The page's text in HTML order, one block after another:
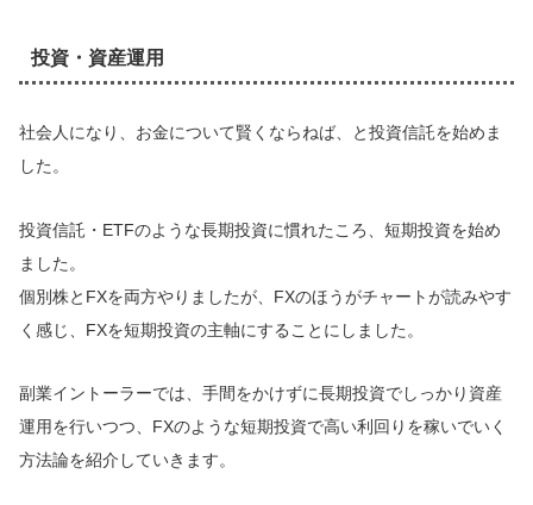
投資・資産運用
社会人になり、お金について賢くならねば、と投資信託を始めま
した。
投資信託・ETFのような長期投資に慣れたころ、短期投資を始め
ました。
個別株とFXを両方やりましたが、FXのほうがチャートが読みやす
く感じ、FXを短期投資の主軸にすることにしました。
副業イントーラーでは、手間をかけずに長期投資でしっかり資産
運用を行いつつ、FXのような短期投資で高い利回りを稼いでいく
方法論を紹介していきます。